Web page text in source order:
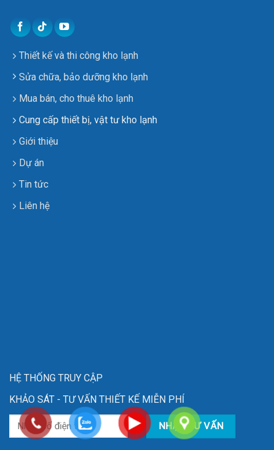
Thiết kế và thi công kho lạnh
Sửa chữa, bảo dưỡng kho lạnh
Mua bán, cho thuê kho lạnh
Cung cấp thiết bị, vật tư kho lạnh
Giới thiệu
Dự án
Tin tức
Liên hệ
HỆ THỐNG TRUY CẬP
KHẢO SÁT - TƯ VẤN THIẾT KẾ MIỄN PHÍ